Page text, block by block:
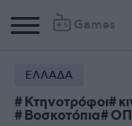
Games
ΕΛΛΑΔΑ
Κτηνοτρόφοι
Βοσκοτόπια